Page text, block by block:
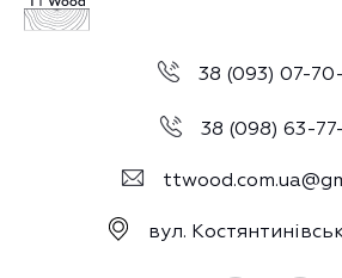
38 (093) 07-
38 (098) 63-
вул.